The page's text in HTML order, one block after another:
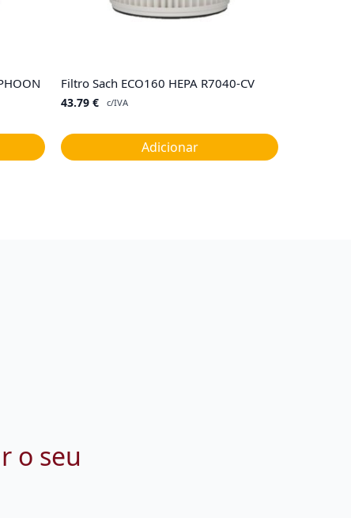
Filtro Sach ECO160 HEPA R7040-CV
43.79 € c/IVA
Adicionar
o seu